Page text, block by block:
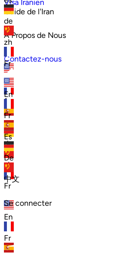
Visa Iranien
Guide de l'Iran
À Propos de Nous
Contactez-nous
en
fr
es
de
zh
Fr
En
Fr
de
zh
Fr
En
Fr
Es
De
中文
Se connecter